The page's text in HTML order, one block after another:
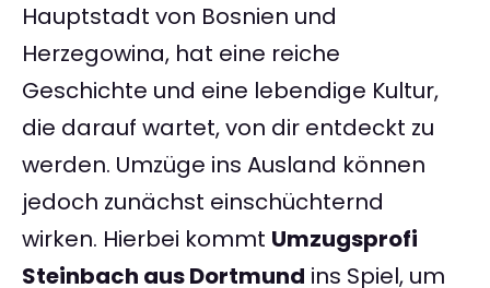
Hauptstadt von Bosnien und
Herzegowina, hat eine reiche
Geschichte und eine lebendige Kultur,
die darauf wartet, von dir entdeckt zu
werden. Umzüge ins Ausland können
jedoch zunächst einschüchternd
wirken. Hierbei kommt Umzugsprofi
Steinbach aus Dortmund ins Spiel, um